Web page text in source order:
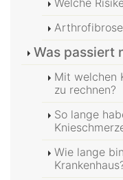
Was passiert
Mit welchen
zu rechnen?
So lange
Wie lange